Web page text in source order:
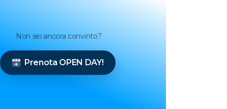
Non sei ancora convinto?
Prenota OPEN DAY!